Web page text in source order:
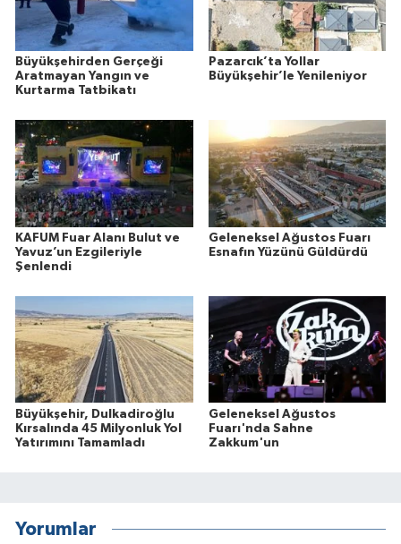
Büyükşehirden Gerçeği
Aratmayan Yangın ve
Kurtarma Tatbikatı
Pazarcık’ta Yollar
Büyükşehir’le Yenileniyor
KAFUM Fuar Alanı Bulut ve
Yavuz’un Ezgileriyle
Şenlendi
Geleneksel Ağustos Fuarı
Esnafın Yüzünü Güldürdü
Büyükşehir, Dulkadiroğlu
Kırsalında 45 Milyonluk Yol
Yatırımını Tamamladı
Geleneksel Ağustos
Fuarı'nda Sahne
Zakkum'un
Yorumlar